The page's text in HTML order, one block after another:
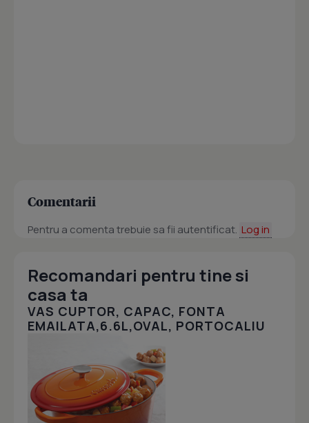
Comentarii
Pentru a comenta trebuie sa fii autentificat. Log in
Recomandari pentru tine si
casa ta
VAS CUPTOR, CAPAC, FONTA
EMAILATA,6.6L,OVAL, PORTOCALIU